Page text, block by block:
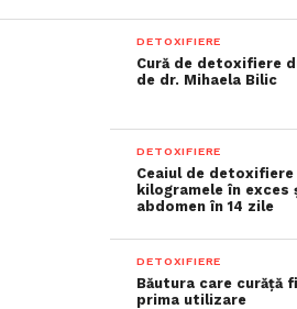
DETOXIFIERE
Cură de detoxifiere
de dr. Mihaela Bilic
DETOXIFIERE
Ceaiul de
kilogramele în exces
abdomen în 14 zile
DETOXIFIERE
Băutura care curăță
prima utilizare